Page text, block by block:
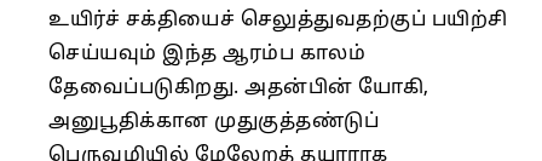
உயிர்ச் சக்தியைச் செலுத்துவதற்குப் பயிற்சி
செய்யவும் இந்த ஆரம்ப காலம்
தேவைப்படுகிறது. அதன்பின் யோகி,
அனுபூதிக்கான முதுகுத்தண்டுப்
பெருவழியில் மேலேறத் தயாராக